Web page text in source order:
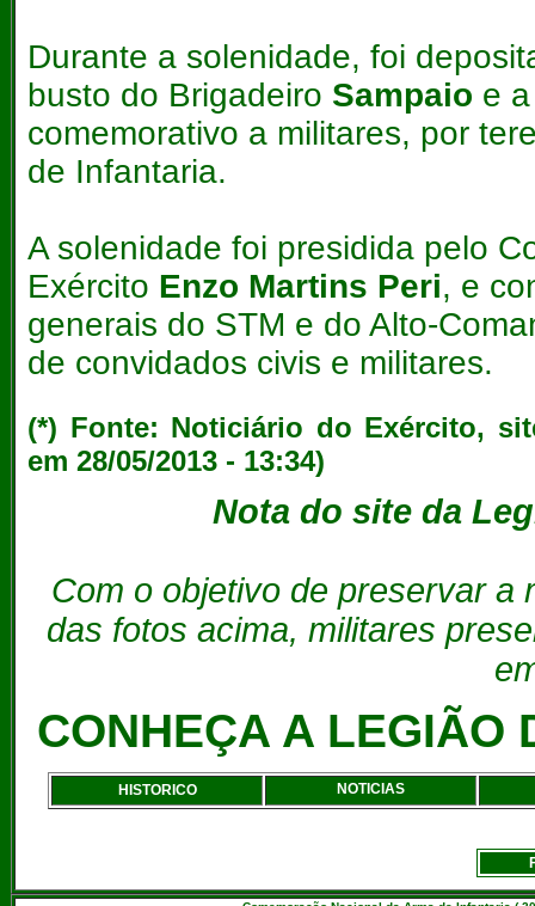
Durante a solenidade, foi
busto do Brigadeiro Sampaio e
comemorativo a militares, por
de Infantaria.
A solenidade foi presidida pelo
Exército Enzo Martins Peri, e
generais do STM e do Alto-
de convidados civis e militares.
(*) Fonte: Noticiário do Exército,
em 28/05/2013 - 13:34)
Nota do site da
Com o objetivo de preservar a
das fotos acima, militares
CONHEÇA A LEGIÃO
HISTORICO NOTICIAS